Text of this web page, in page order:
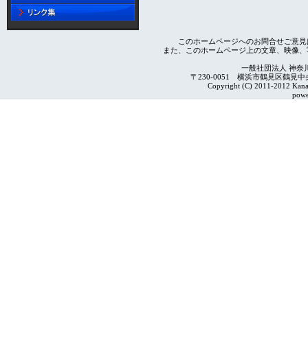
このホームページへのお問合せご意
また、このホームページ上の文章、映像
一般社団法人 神奈
〒230-0051 横浜市鶴見区鶴見
Copyright (C) 2011-2012